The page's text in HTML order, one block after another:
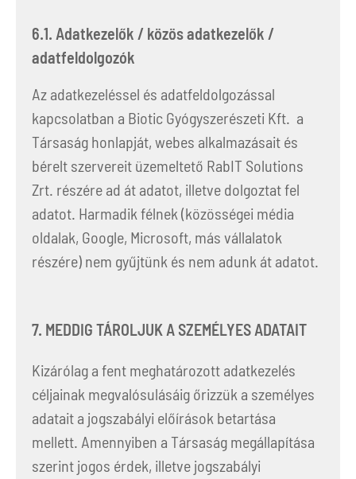
6.1. Adatkezelők / közös adatkezelők /
adatfeldolgozók
Az adatkezeléssel és adatfeldolgozással
kapcsolatban a Biotic Gyógyszerészeti Kft. a
Társaság honlapját, webes alkalmazásait és
bérelt szervereit üzemeltető RabIT Solutions
Zrt. részére ad át adatot, illetve dolgoztat fel
adatot. Harmadik félnek (közösségei média
oldalak, Google, Microsoft, más vállalatok
részére) nem gyűjtünk és nem adunk át adatot.
7. MEDDIG TÁROLJUK A SZEMÉLYES ADATAIT
Kizárólag a fent meghatározott adatkezelés
céljainak megvalósulásáig őrizzük a személyes
adatait a jogszabályi előírások betartása
mellett. Amennyiben a Társaság megállapítása
szerint jogos érdek, illetve jogszabályi